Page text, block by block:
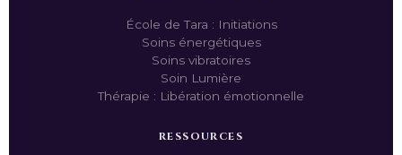
École de Tara : Initiations
Soins énergétiques
Soins vibratoires
Soin Lumière
Thérapie : Libération émotionnelle
RESSOURCES